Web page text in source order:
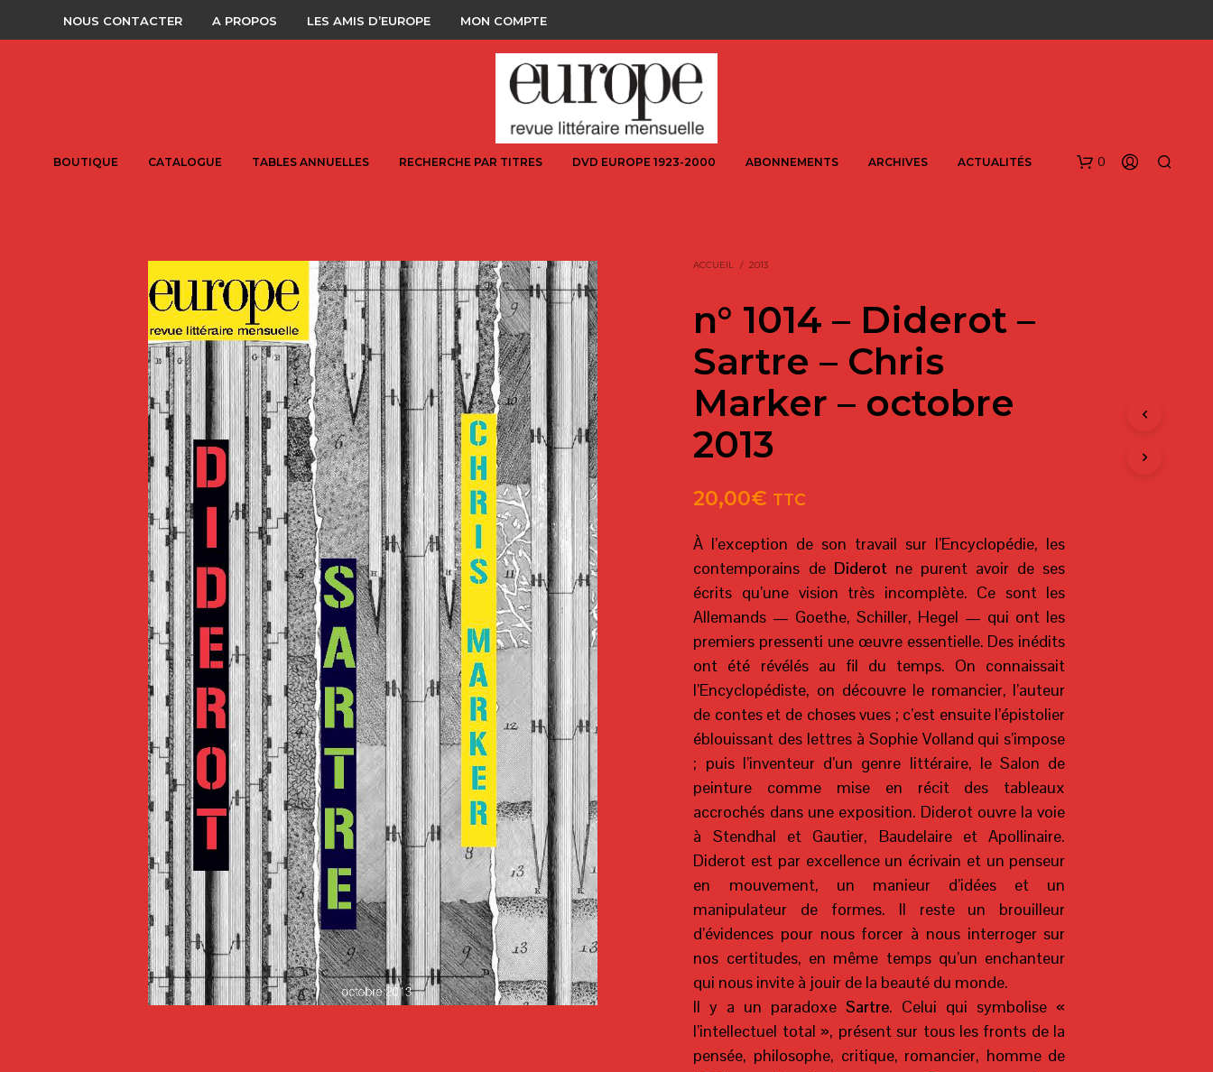
NOUS CONTACTER A PROPOS LES AMIS D’EUROPE MON COMPTE
BOUTIQUE CATALOGUE TABLES ANNUELLES RECHERCHE PAR TITRES DVD EUROPE 1923-2000 ABONNEMENTS ARCHIVES ACTUALITÉS 0
ACCUEIL / 2013
n° 1014 – Diderot –
Sartre – Chris
Marker – octobre
2013
20,00€ TTC
À l’exception de son travail sur l’Encyclopédie, les
contemporains de Diderot ne purent avoir de ses
écrits qu’une vision très incomplète. Ce sont les
Allemands — Goethe, Schiller, Hegel — qui ont les
premiers pressenti une œuvre essentielle. Des inédits
ont été révélés au fil du temps. On connaissait
l’Encyclopédiste, on découvre le romancier, l’auteur
de contes et de choses vues ; c’est ensuite l’épistolier
éblouissant des lettres à Sophie Volland qui s’impose
; puis l’inventeur d’un genre littéraire, le Salon de
peinture comme mise en récit des tableaux
accrochés dans une exposition. Diderot ouvre la voie
à Stendhal et Gautier, Baudelaire et Apollinaire.
Diderot est par excellence un écrivain et un penseur
en mouvement, un manieur d’idées et un
manipulateur de formes. Il reste un brouilleur
d’évidences pour nous forcer à nous interroger sur
nos certitudes, en même temps qu’un enchanteur
qui nous invite à jouir de la beauté du monde.
Il y a un paradoxeSartre. Celui qui symbolise «
l’intellectuel total », présent sur tous les fronts de la
pensée, philosophe, critique, romancier, homme de